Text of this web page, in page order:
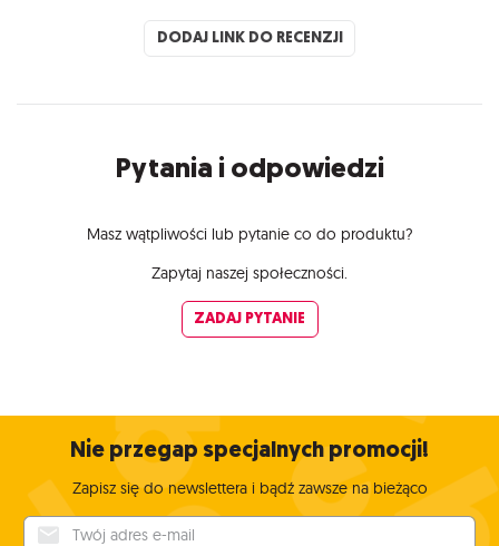
DODAJ LINK DO RECENZJI
Pytania i odpowiedzi
Masz wątpliwości lub pytanie co do produktu?
Zapytaj naszej społeczności.
ZADAJ PYTANIE
Nie przegap specjalnych promocji!
Zapisz się do newslettera i bądź zawsze na bieżąco